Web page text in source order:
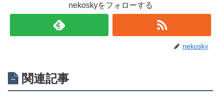
nekoskyをフォローする
nekosky
関連記事